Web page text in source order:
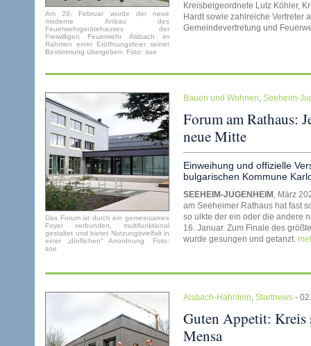
Am 28. Februar wurde der neue
moderne Anbau des
Feuerwehrgerätehauses der
Freiwilligen Feuerwehr Alsbach im
Rahmen einer Eröffnungsfeier seiner
Bestimmung übergeben. Foto: soe
Kreisbeigeordnete Lutz Köhler,
Hardt sowie zahlreiche Vertreter
Gemeindevertretung und
Das Forum ist durch ein gemeinsames
Foyer verbunden, multifunktional
gestaltet und bietet Nutzungsvielfalt in
einer „dörflichen“ Anordnung. Foto:
soe
Bauen und Wohnen, Seeheim-
Forum am Rathaus:
neue Mitte
Einweihung und offizielle
bulgarischen Kommune
SEEHEIM-JUGENHEIM , März
am Seeheimer Rathaus hat fast
so ulkte der ein oder die andere
16. Januar. Zum Finale des
wurde gesungen und getanzt.
Alsbach-Hähnlein, Startnews -
Guten Appetit: Kreis
Mensa